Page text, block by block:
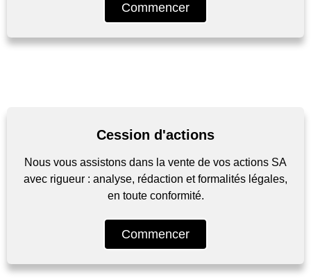
Commencer
Cession d'actions
Nous vous assistons dans la vente de vos actions SA
avec rigueur : analyse, rédaction et formalités légales,
en toute conformité.
Commencer